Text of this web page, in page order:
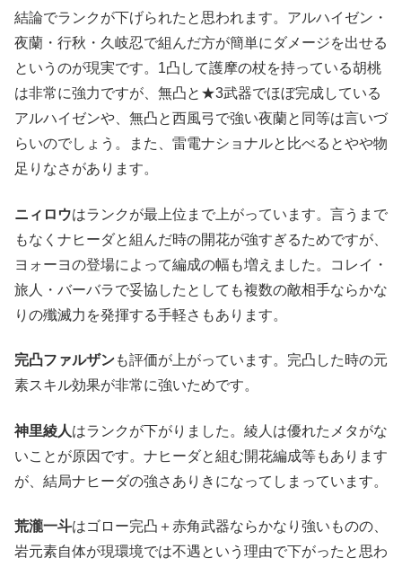
結論でランクが下げられたと思われます。アルハイゼン・
夜蘭・行秋・久岐忍で組んだ方が簡単にダメージを出せる
というのが現実です。1凸して護摩の杖を持っている胡桃
は非常に強力ですが、無凸と★3武器でほぼ完成している
アルハイゼンや、無凸と西風弓で強い夜蘭と同等は言いづ
らいのでしょう。また、雷電ナショナルと比べるとやや物
足りなさがあります。
ニィロウはランクが最上位まで上がっています。言うまで
もなくナヒーダと組んだ時の開花が強すぎるためですが、
ヨォーヨの登場によって編成の幅も増えました。コレイ・
旅人・バーバラで妥協したとしても複数の敵相手ならかな
りの殲滅力を発揮する手軽さもあります。
完凸ファルザンも評価が上がっています。完凸した時の元
素スキル効果が非常に強いためです。
神里綾人はランクが下がりました。綾人は優れたメタがな
いことが原因です。ナヒーダと組む開花編成等もあります
が、結局ナヒーダの強さありきになってしまっています。
荒瀧一斗はゴロー完凸＋赤角武器ならかなり強いものの、
岩元素自体が現環境では不遇という理由で下がったと思わ